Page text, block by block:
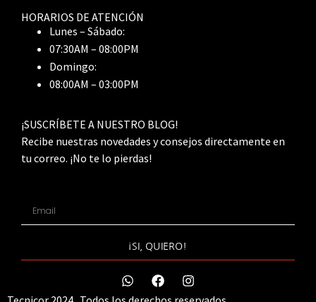
HORARIOS DE ATENCIÓN
Lunes – Sábado:
07:30AM – 08:00PM
Domingo:
08:00AM – 03:00PM
¡SUSCRÍBETE A NUESTRO BLOG!
Recibe nuestras novedades y consejos directamente en
tu correo. ¡No te lo pierdas!
¡SI, QUIERO!